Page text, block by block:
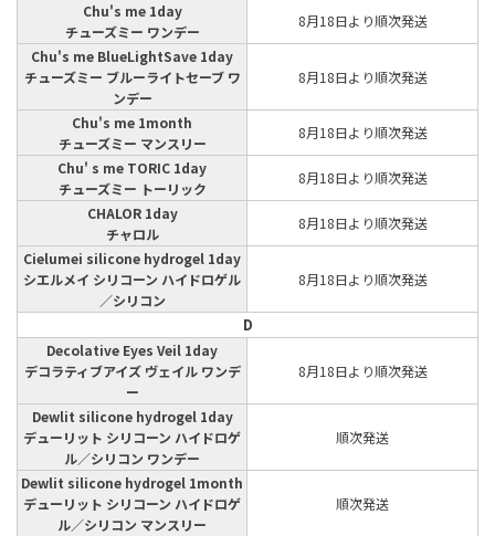
Chu's me 1day
チューズミー ワンデー
8月18日より順次発送
Chu's me BlueLightSave 1day
チューズミー ブルーライトセーブ ワ
ンデー
8月18日より順次発送
Chu's me 1month
チューズミー マンスリー
8月18日より順次発送
Chu' s me TORIC 1day
チューズミー トーリック
8月18日より順次発送
CHALOR 1day
チャロル
8月18日より順次発送
Cielumei silicone hydrogel 1day
シエルメイ シリコーン ハイドロゲル
／シリコン
8月18日より順次発送
D
Decolative Eyes Veil 1day
デコラティブアイズ ヴェイル ワンデ
ー
8月18日より順次発送
Dewlit silicone hydrogel 1day
デューリット シリコーン ハイドロゲ
ル／シリコン ワンデー
順次発送
Dewlit silicone hydrogel 1month
デューリット シリコーン ハイドロゲ
ル／シリコン マンスリー
順次発送